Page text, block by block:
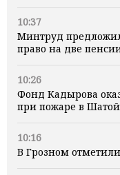
10:37
Минтруд
право на две
10:26
Фонд Кадырова
при пожаре в
10:16
В Грозном